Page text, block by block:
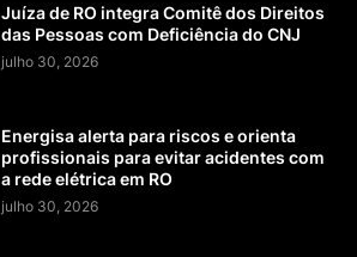
Juíza de RO integra Comitê dos Direitos
das Pessoas com Deficiência do CNJ
julho 30, 2026
Energisa alerta para riscos e orienta
profissionais para evitar acidentes com
a rede elétrica em RO
julho 30, 2026